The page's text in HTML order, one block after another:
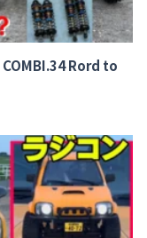
Rord to